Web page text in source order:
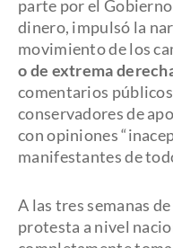
parte por el
dinero, impulsó la
movimiento de los
o de extrema
comentarios
conservadores de
con opiniones
manifestantes de
A las tres semanas
protesta a nivel